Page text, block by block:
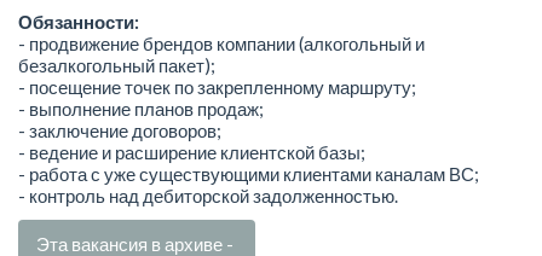
Обязанности:
- продвижение брендов компании (алкогольный и
безалкогольный пакет);
- посещение точек по закрепленному маршруту;
- выполнение планов продаж;
- заключение договоров;
- ведение и расширение клиентской базы;
- работа с уже существующими клиентами каналам ВС;
- контроль над дебиторской задолженностью.
Эта вакансия в архиве -